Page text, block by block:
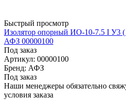
Быстрый просмотр
Изолятор опорный ИО-10-7.5 I У3
АФЗ 00000100
Под заказ
Артикул: 00000100
Бренд: АФЗ
Под заказ
Наши менеджеры обязательно
условия заказа